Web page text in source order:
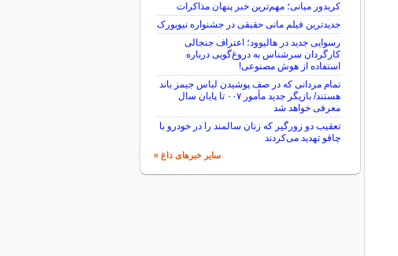
کریدور میانی؛ مهم‌ترین خبر پنهان مذاکرات
جدیدترین فیلم مانی حقیقی در جشنواره نیویورک
رسوایی جدید در هالیوود؛ اعتراف جنجالی
کارگردان سرشناس به دروغ‌گویی درباره
استفاده از هوش مصنوعی!
تمام مردانی که در صف پوشیدن لباس جیمز باند
هستند/ بازیگر جدید مأمور ۰۰۷ تا پایان سال
معرفی خواهد شد
تعقیب دو زورگیر که زنان سالمند را در خودرو با
چاقو تهدید می‌کردند
سایر خبرهای داغ »